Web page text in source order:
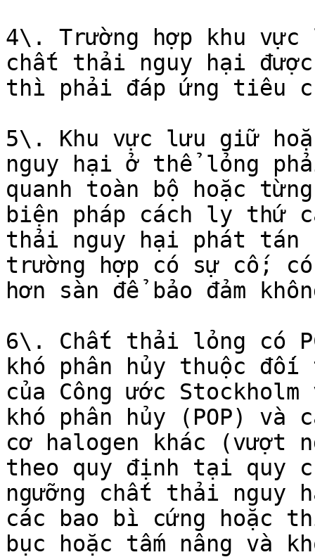
4\. Trường hợp khu
chất thải nguy hại được
thì phải đáp ứng tiêu
5\. Khu vực lưu giữ
nguy hại ở thể lỏng
quanh toàn bộ hoặc
biện pháp cách ly thứ
thải nguy hại phát tán
trường hợp có sự cố;
hơn sàn để bảo đảm
6\. Chất thải lỏng có
khó phân hủy thuộc
của Công ước
khó phân hủy (POP) và
cơ halogen khác (vượt
theo quy định tại quy
ngưỡng chất thải nguy
các bao bì cứng hoặc
bục hoặc tấm nâng và